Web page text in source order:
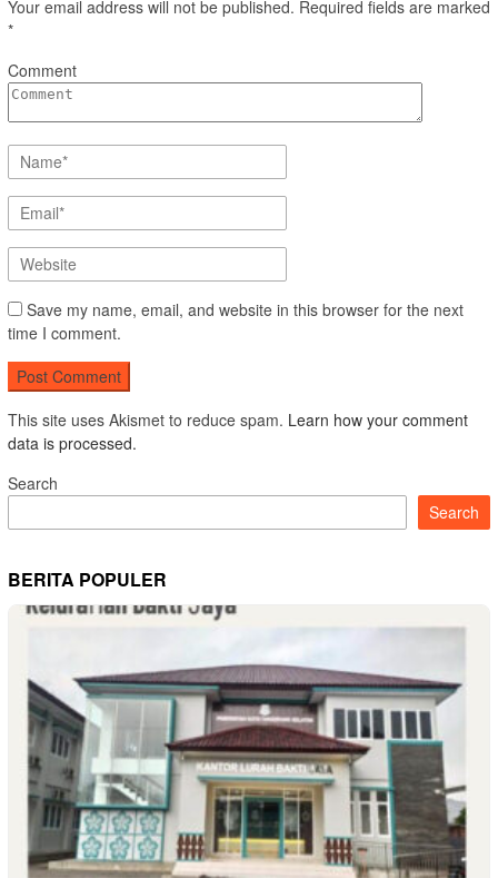
Your email address will not be published. Required fields are marked
*
Comment
Save my name, email, and website in this browser for the next
time I comment.
This site uses Akismet to reduce spam. Learn how your comment
data is processed.
Search
Search
BERITA POPULER